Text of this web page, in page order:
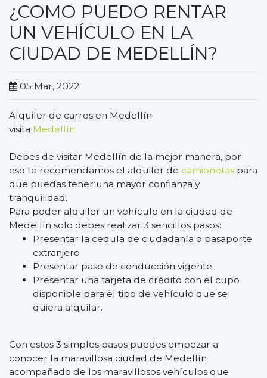
¿COMO PUEDO RENTAR
UN VEHÍCULO EN LA
CIUDAD DE MEDELLÍN?
05 Mar, 2022
Alquiler de carros en Medellín
visita Medellín
Debes de visitar Medellín de la mejor manera, por
eso te recomendamos el alquiler de camionetas para
que puedas tener una mayor confianza y
tranquilidad.
Para poder alquiler un vehículo en la ciudad de
Medellín solo debes realizar 3 sencillos pasos:
Presentar la cedula de ciudadanía o pasaporte
extranjero
Presentar pase de conducción vigente
Presentar una tarjeta de crédito con el cupo
disponible para el tipo de vehículo que se
quiera alquilar.
Con estos 3 simples pasos puedes empezar a
conocer la maravillosa ciudad de Medellín
acompañado de los maravillosos vehículos que